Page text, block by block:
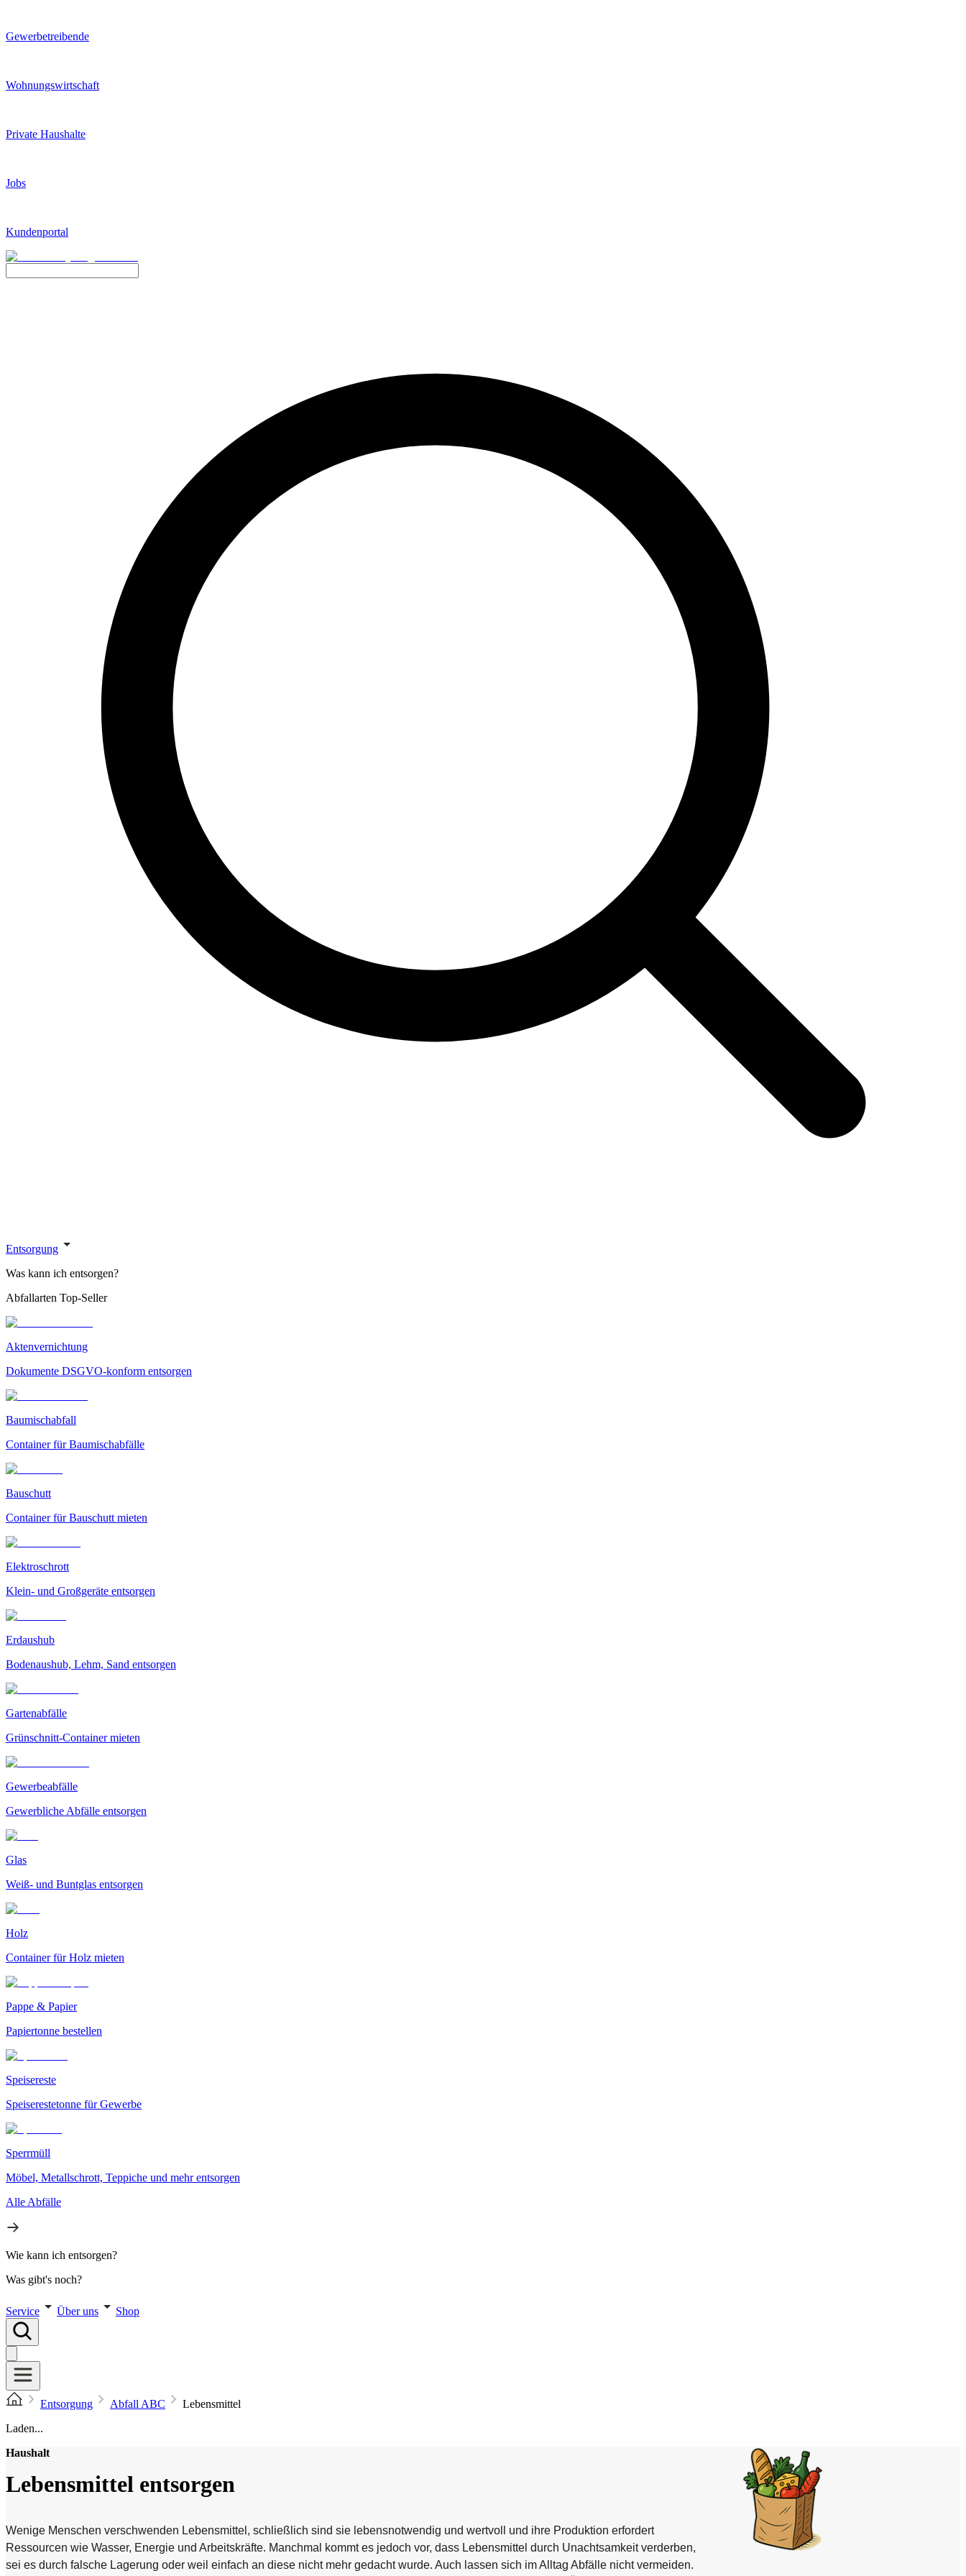
Gewerbetreibende
Wohnungswirtschaft
Private Haushalte
Jobs
Kundenportal
Entsorgung
Was kann ich entsorgen?
Abfallarten Top-Seller
Aktenvernichtung
Dokumente DSGVO-konform entsorgen
Baumischabfall
Container für Baumischabfälle
Bauschutt
Container für Bauschutt mieten
Elektroschrott
Klein- und Großgeräte entsorgen
Erdaushub
Bodenaushub, Lehm, Sand entsorgen
Gartenabfälle
Grünschnitt-Container mieten
Gewerbeabfälle
Gewerbliche Abfälle entsorgen
Glas
Weiß- und Buntglas entsorgen
Holz
Container für Holz mieten
Pappe & Papier
Papiertonne bestellen
Speisereste
Speiserestetonne für Gewerbe
Sperrmüll
Möbel, Metallschrott, Teppiche und mehr entsorgen
Alle Abfälle
Wie kann ich entsorgen?
Was gibt's noch?
Service Über uns Shop
Entsorgung Abfall ABC
Lebensmittel
Laden...
Haushalt
Lebensmittel entsorgen
Wenige Menschen verschwenden Lebensmittel, schließlich sind sie lebensnotwendig und wertvoll und ihre Produktion erfordert
Ressourcen wie Wasser, Energie und Arbeitskräfte. Manchmal kommt es jedoch vor, dass Lebensmittel durch Unachtsamkeit verderben,
sei es durch falsche Lagerung oder weil einfach an diese nicht mehr gedacht wurde. Auch lassen sich im Alltag Abfälle nicht vermeiden.